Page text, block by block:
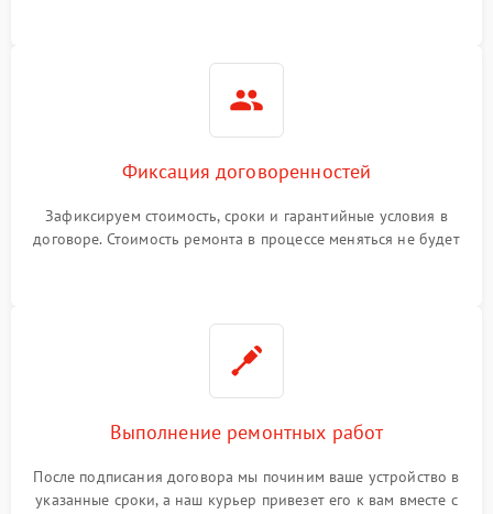
Фиксация договоренностей
Зафиксируем стоимость, сроки и гарантийные условия в
договоре. Стоимость ремонта в процессе меняться не будет
Выполнение ремонтных работ
После подписания договора мы починим ваше устройство в
указанные сроки, а наш курьер привезет его к вам вместе с